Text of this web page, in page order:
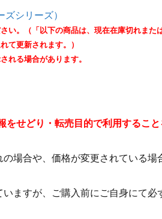
シリーズ）
い。（「以下の商品は、現在在庫切れまた
て更新されます。）
れる場合があります。
せどり・転売目的で利用するこ
場合や、価格が変更されている場
ますが、ご購入前にご自身にて必